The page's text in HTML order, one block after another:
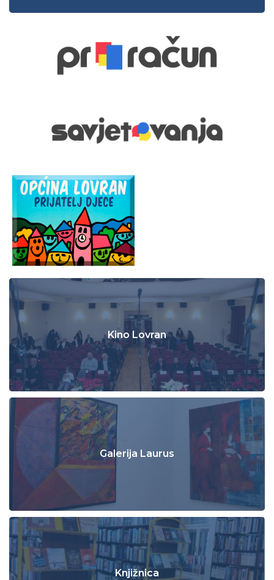
Kino Lovran
Galerija Laurus
Knjižnica